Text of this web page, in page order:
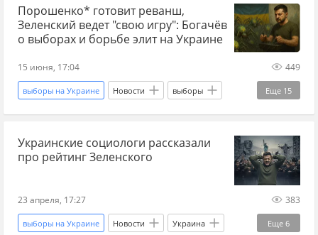
Владимир Путин Владимир Зеленский
Дональд Трамп Украина.ру
Порошенко* готовит реванш,
Зеленский ведет "свою игру": Богачёв
о выборах и борьбе элит на Украине
15 июня, 17:04 449
Еще 15
выборы на Украине Новости выборы
Украина Россия Великобритания
Ринат Ахметов Владимир Зеленский
Украина.ру
киевский режим Валерий Залужный
Украинские социологи рассказали
про рейтинг Зеленского
23 апреля, 17:27 383
Еще 6
выборы на Украине Новости Украина